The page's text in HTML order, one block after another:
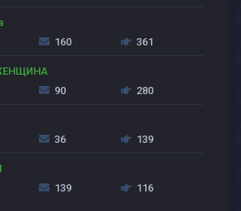
160 361
90 280
36 139
139 116